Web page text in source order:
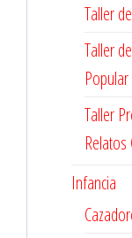
Taller
Taller
Taller
Infancia